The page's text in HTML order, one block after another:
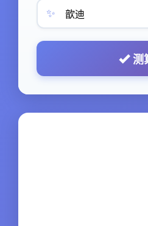
✨
测